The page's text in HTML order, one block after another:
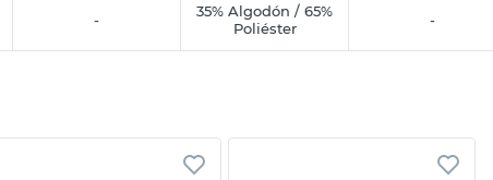
-
35% Algodón / 65%
Poliéster
-